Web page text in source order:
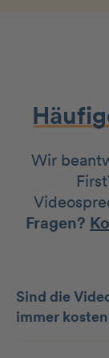
Wir
Fragen?
Sind die
immer